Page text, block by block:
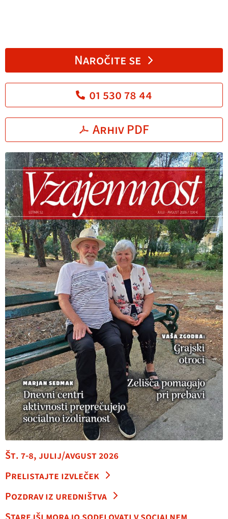
Naročite se
01 530 78 44
Arhiv PDF
Št. 7-8, julij/avgust 2026
Prelistajte izvleček
Pozdrav iz uredništva